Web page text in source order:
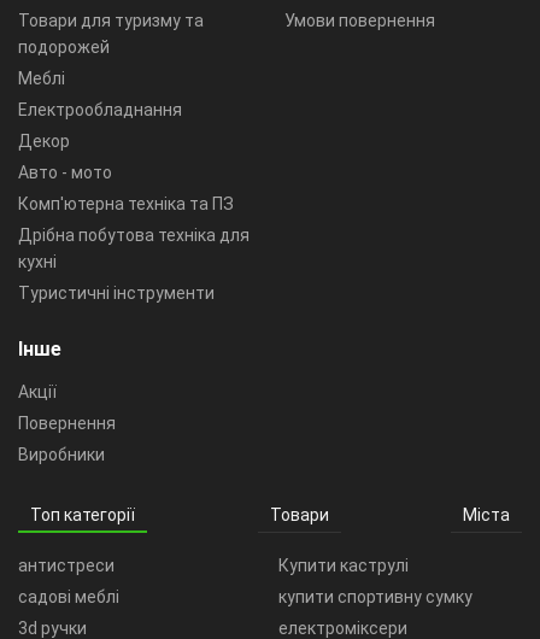
Товари для туризму та
подорожей
Меблі
Електрообладнання
Декор
Авто - мото
Комп'ютерна техніка та ПЗ
Дрібна побутова техніка для
кухні
Туристичні інструменти
Умови повернення
Інше
Акції
Повернення
Виробники
Топ категорії Товари Міста
антистреси
садові меблі
3d ручки
Купити каструлі
купити спортивну сумку
електроміксери